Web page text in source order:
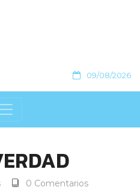
09/08/2026
0 Comentarios